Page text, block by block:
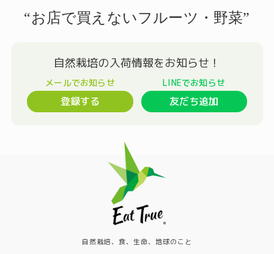
“お店で買えないフルーツ・野菜”
登録する 友だち追加
自然栽培、食、生命、地球のこと